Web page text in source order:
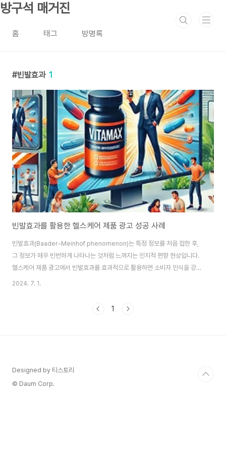
본문 바로가기
방구석 매거진
홈 태그 방명록
빈발효과 1
빈발효과를 활용한 헬스케어 제품 광고 성공 사례
빈발효과(Baader-Meinhof phenomenon)는 특정 정보를 처음 접한 후,
그 정보가 매우 빈번하게 나타나는 것처럼 느껴지는 인지적 편향 현상입니다.
헬스케어 제품 광고에서 빈발효과를 효과적으로 활용하면 소비자 인식을 강화
하고 판매를 촉진할 수 있습니다. 이번 글에서는 빈발효과를 활용한 헬스케어
헬스케어 제품 광고 사례사례: 건강 보조제 '비타맥스'배경:비타맥스는 한 헬스
2024. 7. 1.
1
Designed by 티스토리
© Daum Corp.